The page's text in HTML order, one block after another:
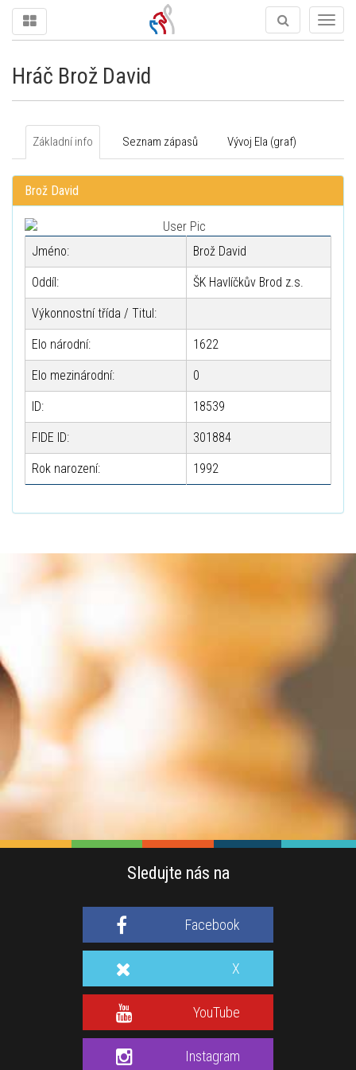
Hráč Brož David
Základní info Seznam zápasů Vývoj Ela (graf)
Brož David
Jméno: Brož David
Oddíl: ŠK Havlíčkův Brod z.s.
Výkonnostní třída / Titul:
Elo národní: 1622
Elo mezinárodní: 0
ID: 18539
FIDE ID: 301884
Rok narození: 1992
Sledujte nás na
Facebook
X
YouTube
Instagram